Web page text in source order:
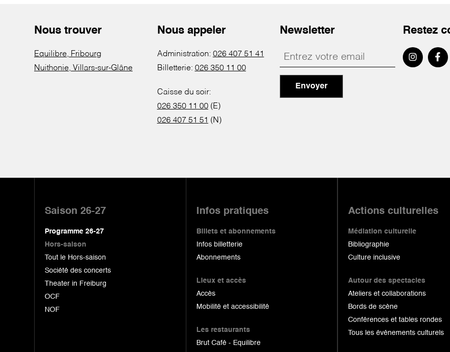
Nous trouver
Equilibre, Fribourg
Nuithonie, Villars-sur-Glâne
Nous appeler
Administration: 026 407 51 41
Billetterie: 026 350 11 00
Caisse du soir:
026 350 11 00(E)
026 407 51 51 (N)
Newsletter
Envoyer
Restez
Saison 26-27
Programme 26-27
Hors-saison
Tout le Hors-saison
Société des concerts
Theater in Freiburg
OCF
NOF
Infos pratiques
Billets et abonnements
Infos billetterie
Abonnements
Lieux et accès
Accès
Mobilité et accessibilité
Les restaurants
Brut Café - Equilibre
Actions culturelles
Médiation culturelle
Bibliographie
Culture inclusive
Autour des spectacles
Ateliers et collaborations
Bords de scène
Conférences et tables rondes
Tous les événements culturels